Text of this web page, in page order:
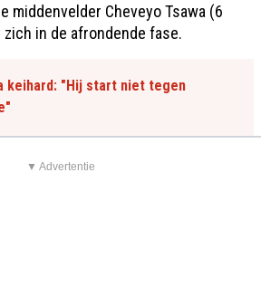
middenvelder Cheveyo Tsawa (6
in de afrondende fase.
keihard: "Hij start niet tegen
▼ Advertentie